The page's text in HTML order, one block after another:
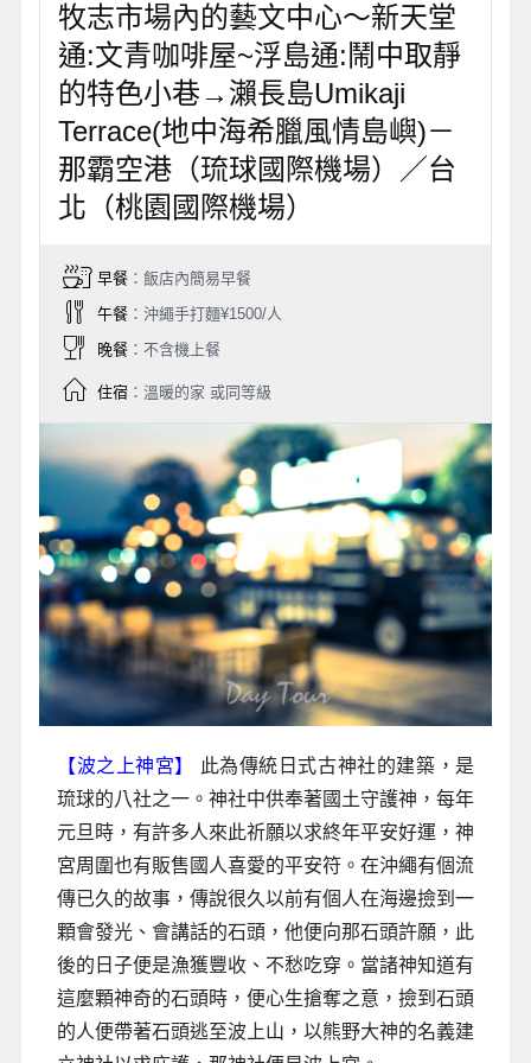
牧志市場內的藝文中心～新天堂
通:文青咖啡屋~浮島通:鬧中取靜
的特色小巷→瀨長島Umikaji
Terrace(地中海希臘風情島嶼)－
那霸空港（琉球國際機場）／台
北（桃園國際機場）
早餐：飯店內簡易早餐
午餐：沖繩手打麵¥1500/人
晚餐：不含機上餐
住宿：溫暖的家 或同等級
【波之上神宮】
此為傳統日式古神社的建築，是
琉球的八社之一。神社中供奉著國土守護神，每年
元旦時，有許多人來此祈願以求終年平安好運，神
宮周圍也有販售國人喜愛的平安符。在沖繩有個流
傳已久的故事，傳說很久以前有個人在海邊撿到一
顆會發光、會講話的石頭，他便向那石頭許願，此
後的日子便是漁獲豐收、不愁吃穿。當諸神知道有
這麼顆神奇的石頭時，便心生搶奪之意，撿到石頭
的人便帶著石頭逃至波上山，以熊野大神的名義建